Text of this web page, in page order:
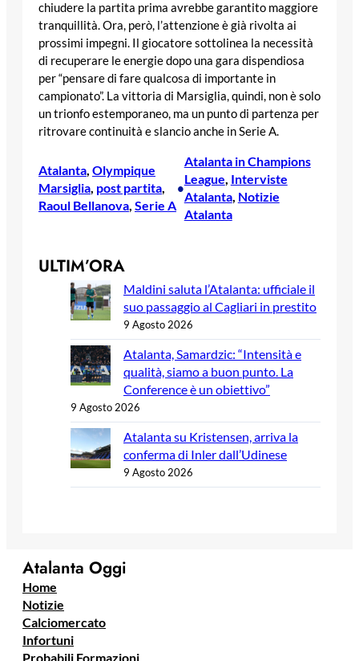
chiudere la partita prima avrebbe garantito maggiore
tranquillità. Ora, però, l’attenzione è già rivolta ai
prossimi impegni. Il giocatore sottolinea la necessità
di recuperare le energie dopo una gara dispendiosa
per “pensare di fare qualcosa di importante in
campionato”. La vittoria di Marsiglia, quindi, non è solo
un trionfo estemporaneo, ma un punto di partenza per
ritrovare continuità e slancio anche in Serie A.
Atalanta Olympique
Marsiglia post partita
Raoul Bellanova Serie A
•
Atalanta in Champions
League Interviste
Atalanta, Notizie
Atalanta
ULTIM’ORA
Maldini saluta l’Atalanta: ufficiale il
suo passaggio al Cagliari in prestito
9 Agosto 2026
Atalanta, Samardzic: “Intensità e
qualità, siamo a buon punto. La
Conference è un obiettivo”
9 Agosto 2026
Atalanta su Kristensen, arriva la
conferma di Inler dall’Udinese
9 Agosto 2026
Atalanta Oggi
Home
Notizie
Calciomercato
Infortuni
Probabili Formazioni